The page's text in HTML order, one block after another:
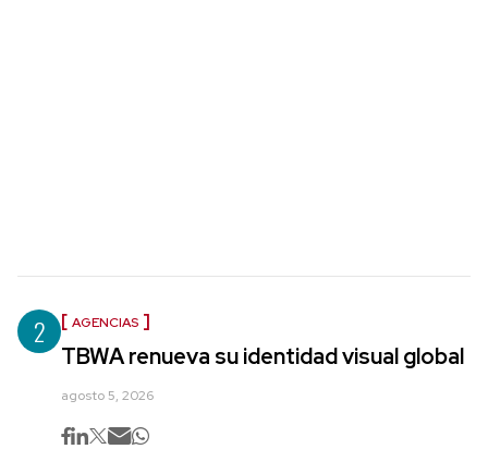
2 AGENCIAS
TBWA renueva su identidad visual global
agosto 5, 2026